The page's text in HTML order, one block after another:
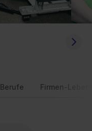
Berufe Firmen-